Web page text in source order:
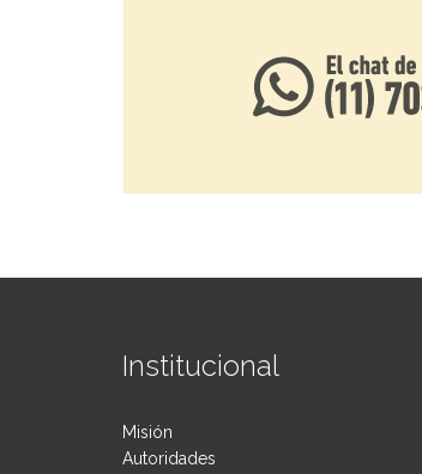
Institucional
Misión
Autoridades